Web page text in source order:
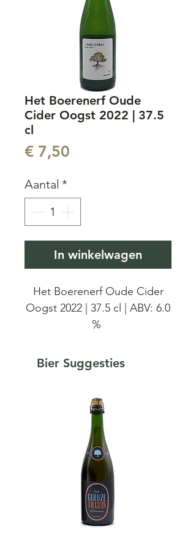
Het Boerenerf Oude
Cider Oogst 2022 | 37.5
cl
€ 7,50
Aantal *
In winkelwagen
Het Boerenerf Oude Cider
Oogst 2022 | 37.5 cl | ABV: 6.0
%
Het Boerenerf Oude Cider
Oogst 2022 is een blend van
hoogstamboomgaarden en
oude cider 17 maanden
gerijpt. Vervolgens 6
maanden gerijpt op vat.
Oude cider brengt structuur
en tannine en de jonge cider
brengt aroma en zuurgraad.
Gefermenteerd, gerijpt en
Bier Suggesties